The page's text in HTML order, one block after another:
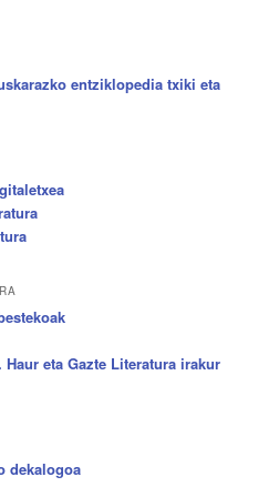
entziklopedia txiki eta
eta Gazte Literatura irakur
dekalogoa